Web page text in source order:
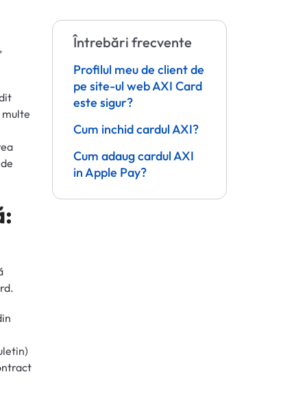
Întrebări frecvente
Profilul meu de client de
pe site-ul web AXI Card
este sigur?
Cum inchid cardul AXI?
Cum adaug cardul AXI
in Apple Pay?